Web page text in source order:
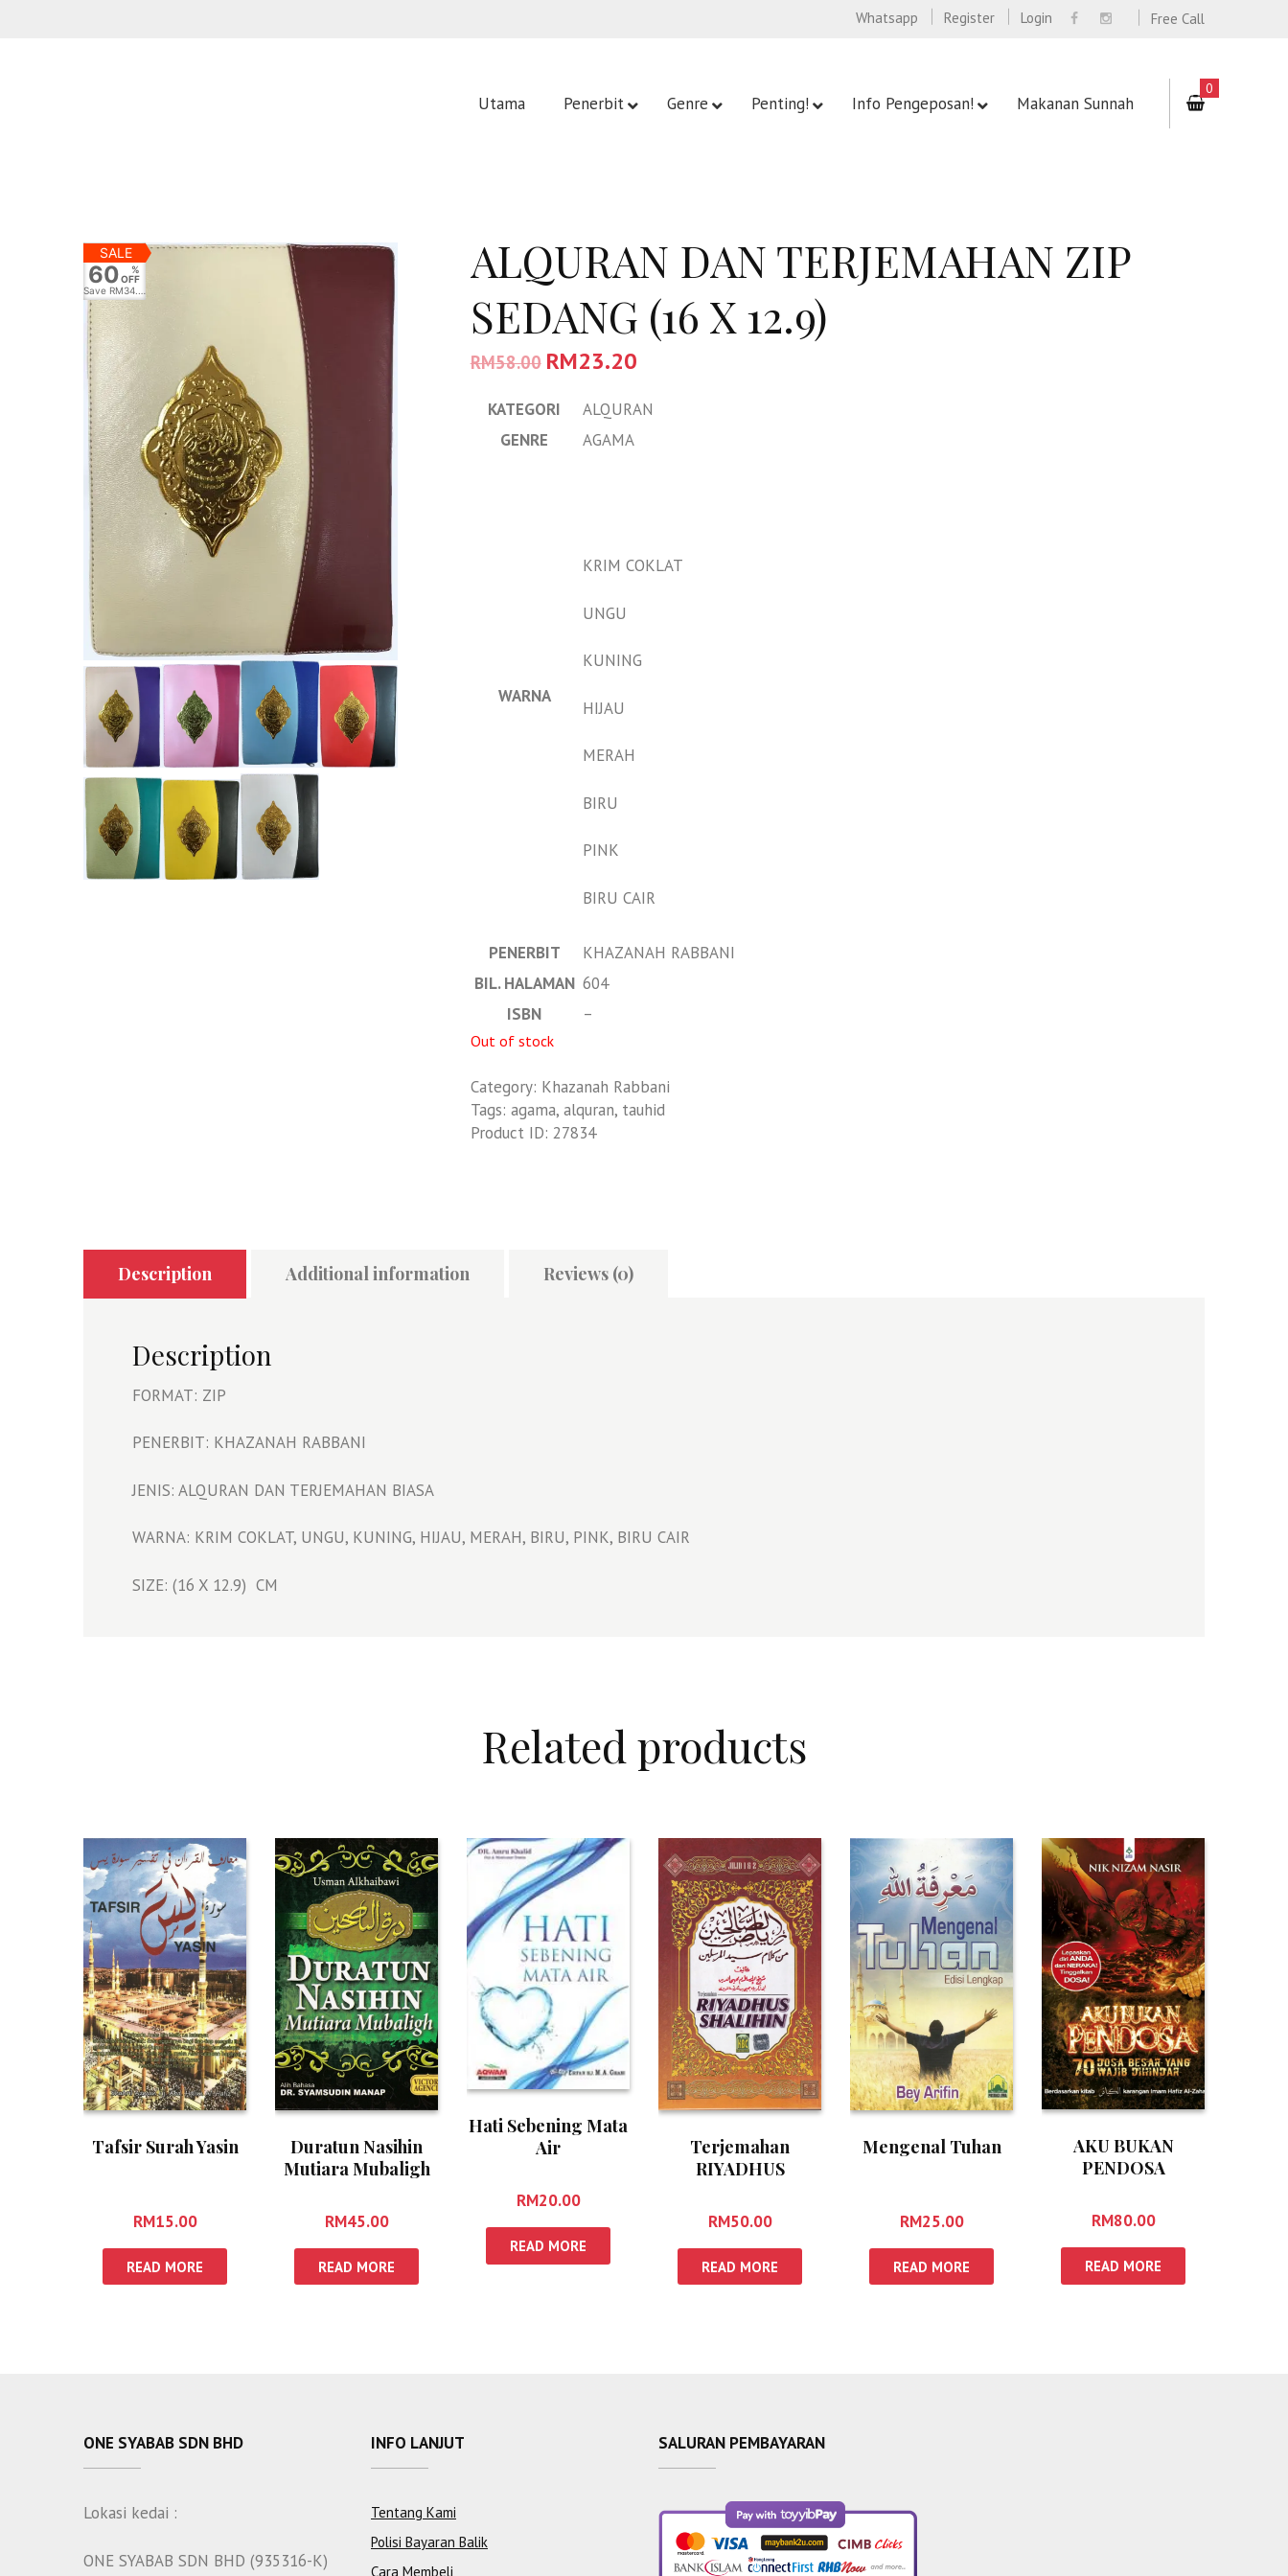
Free Call
Whatsapp Register Login
Utama Penerbit Genre Penting! Info Pengeposan! Makanan Sunnah
0
SALE
60
%
OFF
Save RM34.80
ALQURAN DAN TERJEMAHAN ZIP
SEDANG (16 X 12.9)
RM58.00 RM23.20
KATEGORI
ALQURAN
GENRE
AGAMA
WARNA
KRIM COKLAT
UNGU
KUNING
HIJAU
MERAH
BIRU
PINK
BIRU CAIR
PENERBIT
KHAZANAH RABBANI
BIL. HALAMAN 604
ISBN
–
Out of stock
Category: Khazanah Rabbani
Tags: agama, alquran, tauhid
Product ID: 27834
Description Additional information Reviews (0)
Description
FORMAT: ZIP
PENERBIT: KHAZANAH RABBANI
JENIS: ALQURAN DAN TERJEMAHAN BIASA
WARNA: KRIM COKLAT, UNGU, KUNING, HIJAU, MERAH, BIRU, PINK, BIRU CAIR
SIZE: (16 X 12.9) CM
Related products
Tafsir Surah Yasin
RM15.00
READ MORE
Duratun Nasihin
Mutiara Mubaligh
RM45.00
READ MORE
Hati Sebening Mata
Air
RM20.00
READ MORE
Terjemahan
RIYADHUS
2
RM50.00
READ MORE
Mengenal Tuhan
RM25.00
READ MORE
AKU BUKAN
PENDOSA
RM80.00
READ MORE
ONE SYABAB SDN BHD
Lokasi kedai :
ONE SYABAB SDN BHD (935316-K)
INFO LANJUT
Tentang Kami
Polisi Bayaran Balik
Cara Membeli
SALURAN PEMBAYARAN